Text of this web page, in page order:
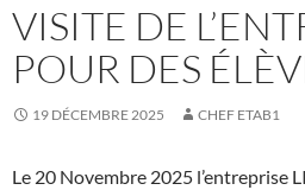
VISITE DE
POUR DES
19 DÉCEMBRE 2025 CHEF ETAB1
Le 20 Novembre 2025 l’entreprise